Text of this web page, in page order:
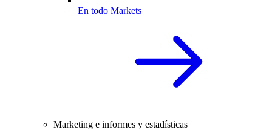
En todo Markets
Marketing e informes y estadísticas